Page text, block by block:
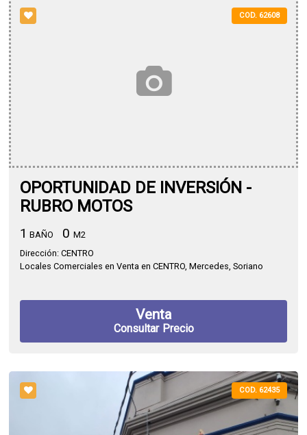
COD. 62608
OPORTUNIDAD DE INVERSIÓN -
RUBRO MOTOS
1 BAÑO 0 M2
Dirección: CENTRO
Locales Comerciales en Venta en CENTRO, Mercedes, Soriano
Venta
Consultar Precio
COD. 62435